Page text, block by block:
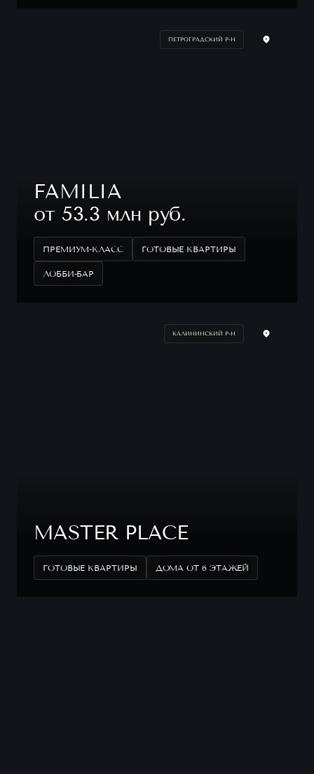
ПЕТРОГРАДСКИЙ Р-Н
FAMILIA
от 53.3 млн руб.
ПРЕМИУМ-КЛАСС ГОТОВЫЕ КВАРТИРЫ
ЛОББИ-БАР
КАЛИНИНСКИЙ Р-Н
MASTER PLACE
ГОТОВЫЕ КВАРТИРЫ ДОМА ОТ 6 ЭТАЖЕЙ